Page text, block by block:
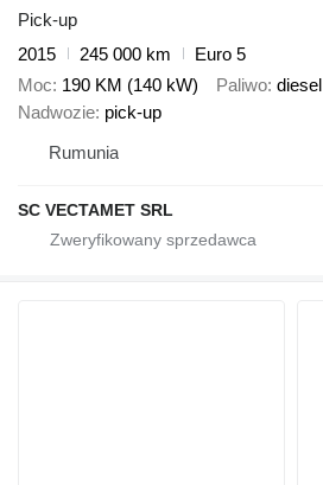
Pick-up
2015
245 000 km
Euro 5
Moc 190 KM (140 kW) Paliwo diesel
Nadwozie pick-up
Rumunia
SC VECTAMET SRL